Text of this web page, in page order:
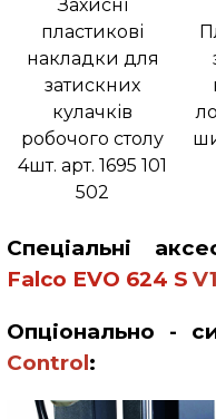
Захисні
пластикові
накладки для
затискних
кулачків
робочого столу
4шт. арт. 1695 101
502
Спеціальні
Falco EVO 624 S V1
Опціонально -
Control: